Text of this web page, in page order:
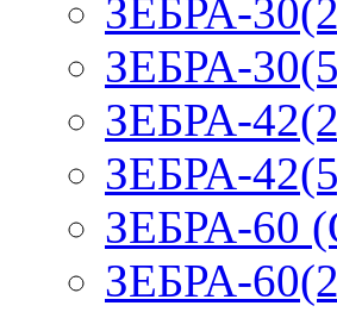
ЗЕБРА-
ЗЕБРА-
ЗЕБРА-
ЗЕБРА-
ЗЕБРА-60
ЗЕБРА-